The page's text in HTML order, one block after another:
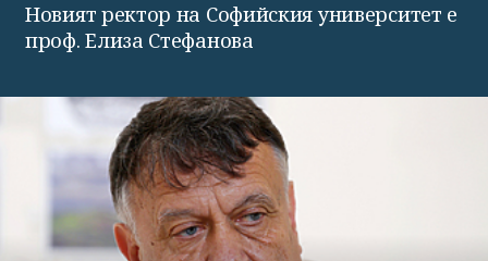
Новият ректор на Софийския университет е
проф. Елиза Стефанова